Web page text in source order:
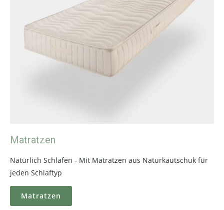
Matratzen
Natürlich Schlafen - Mit Matratzen aus Naturkautschuk für
jeden Schlaftyp
Matratzen